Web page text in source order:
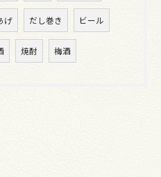
げ だし巻き ビール
焼酎 梅酒